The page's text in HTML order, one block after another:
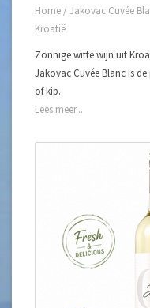
Home / Jakovac Cuvée
Kroatië
Zonnige witte wijn uit
Jakovac Cuvée Blanc is
of kip.
Lees meer...